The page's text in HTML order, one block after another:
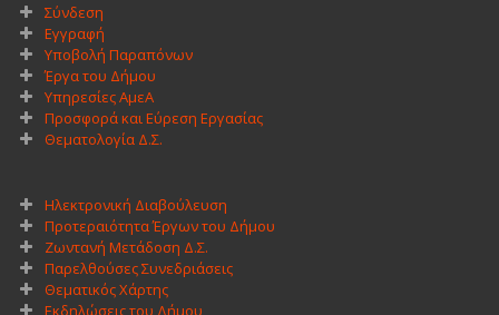
Σύνδεση
Εγγραφή
Υποβολή Παραπόνων
Έργα του Δήμου
Υπηρεσίες ΑμεΑ
Προσφορά και Εύρεση Εργασίας
Θεματολογία Δ.Σ.
Ηλεκτρονική Διαβούλευση
Προτεραιότητα Έργων του Δήμου
Ζωντανή Μετάδοση Δ.Σ.
Παρελθούσες Συνεδριάσεις
Θεματικός Χάρτης
Εκδηλώσεις του Δήμου